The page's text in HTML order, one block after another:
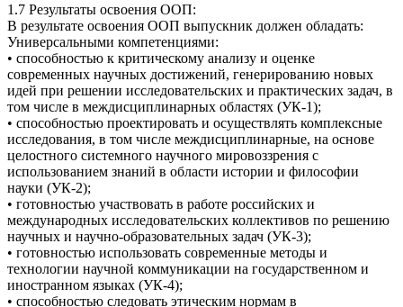
1.7 Результаты освоения ООП:
В результате освоения ООП выпускник должен обладать:
Универсальными компетенциями:
• способностью к критическому анализу и оценке
современных научных достижений, генерированию новых
идей при решении исследовательских и практических задач, в
том числе в междисциплинарных областях (УК-1);
• способностью проектировать и осуществлять комплексные
исследования, в том числе междисциплинарные, на основе
целостного системного научного мировоззрения с
использованием знаний в области истории и философии
науки (УК-2);
• готовностью участвовать в работе российских и
международных исследовательских коллективов по решению
научных и научно-образовательных задач (УК-3);
• готовностью использовать современные методы и
технологии научной коммуникации на государственном и
иностранном языках (УК-4);
• способностью следовать этическим нормам в